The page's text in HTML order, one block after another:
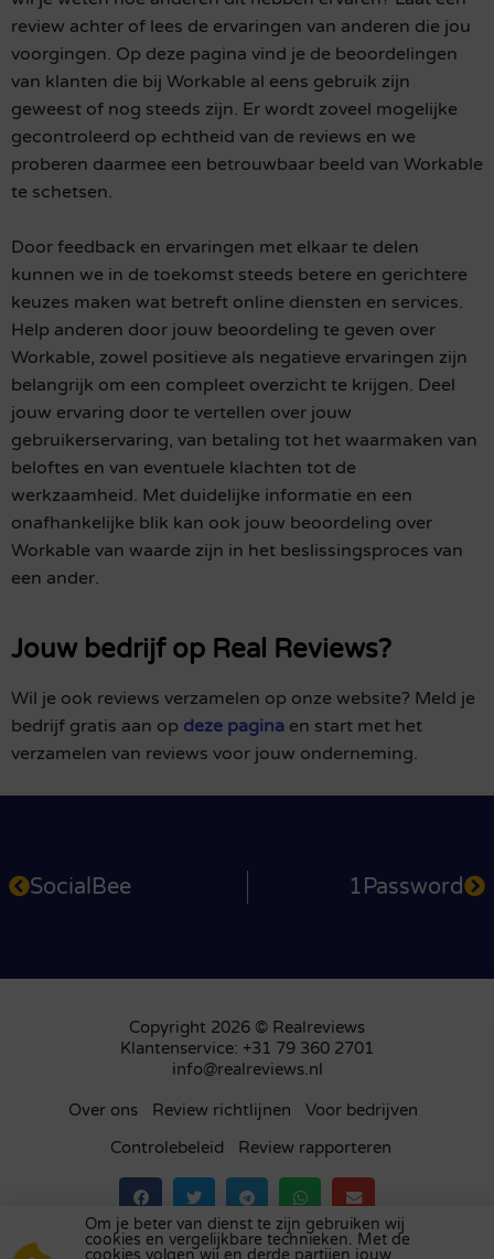
review achter of lees de ervaringen van anderen die jou
voorgingen. Op deze pagina vind je de beoordelingen
van klanten die bij Workable al eens gebruik zijn
geweest of nog steeds zijn. Er wordt zoveel mogelijke
gecontroleerd op echtheid van de reviews en we
proberen daarmee een betrouwbaar beeld van Workable
te schetsen.
Door feedback en ervaringen met elkaar te delen
kunnen we in de toekomst steeds betere en gerichtere
keuzes maken wat betreft online diensten en services.
Help anderen door jouw beoordeling te geven over
Workable, zowel positieve als negatieve ervaringen zijn
belangrijk om een compleet overzicht te krijgen. Deel
jouw ervaring door te vertellen over jouw
gebruikerservaring, van betaling tot het waarmaken van
beloftes en van eventuele klachten tot de
werkzaamheid. Met duidelijke informatie en een
onafhankelijke blik kan ook jouw beoordeling over
Workable van waarde zijn in het beslissingsproces van
een ander.
Jouw bedrijf op Real Reviews?
Wil je ook reviews verzamelen op onze website? Meld je
bedrijf gratis aan op deze pagina en start met het
verzamelen van reviews voor jouw onderneming.
SocialBee 1Password
Copyright 2026 © Realreviews
Klantenservice: +31 79 360 2701
info@realreviews.nl
Over ons Review richtlijnen
Voor bedrijven
Controlebeleid
Review rapporteren
Bezoek ons review platform inhet Verenigd
Om je beter van dienst te zijn gebruiken wij
cookies en vergelijkbare technieken. Met de
cookies volgen wij en derde partijen jouw